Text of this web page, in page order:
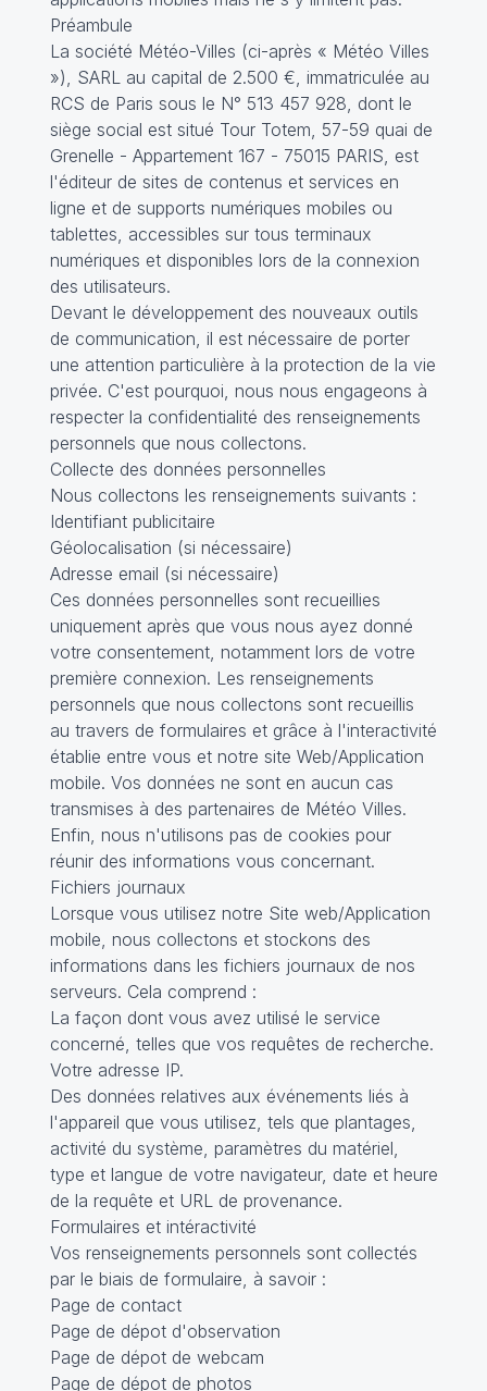
Préambule
La société Météo-Villes (ci-après « Météo Villes
»), SARL au capital de 2.500 €, immatriculée au
RCS de Paris sous le N° 513 457 928, dont le
siège social est situé Tour Totem, 57-59 quai de
Grenelle - Appartement 167 - 75015 PARIS, est
l'éditeur de sites de contenus et services en
ligne et de supports numériques mobiles ou
tablettes, accessibles sur tous terminaux
numériques et disponibles lors de la connexion
des utilisateurs.
Devant le développement des nouveaux outils
de communication, il est nécessaire de porter
une attention particulière à la protection de la vie
privée. C'est pourquoi, nous nous engageons à
respecter la confidentialité des renseignements
personnels que nous collectons.
Collecte des données personnelles
Nous collectons les renseignements suivants :
Identifiant publicitaire
Géolocalisation (si nécessaire)
Adresse email (si nécessaire)
Ces données personnelles sont recueillies
uniquement après que vous nous ayez donné
votre consentement, notamment lors de votre
première connexion. Les renseignements
personnels que nous collectons sont recueillis
au travers de formulaires et grâce à l'interactivité
établie entre vous et notre site Web/Application
mobile. Vos données ne sont en aucun cas
transmises à des partenaires de Météo Villes.
Enfin, nous n'utilisons pas de cookies pour
réunir des informations vous concernant.
Fichiers journaux
Lorsque vous utilisez notre Site web/Application
mobile, nous collectons et stockons des
informations dans les fichiers journaux de nos
serveurs. Cela comprend :
La façon dont vous avez utilisé le service
concerné, telles que vos requêtes de recherche.
Votre adresse IP.
Des données relatives aux événements liés à
l'appareil que vous utilisez, tels que plantages,
activité du système, paramètres du matériel,
type et langue de votre navigateur, date et heure
de la requête et URL de provenance.
Formulaires et intéractivité
Vos renseignements personnels sont collectés
par le biais de formulaire, à savoir :
Page de contact
Page de dépot d'observation
Page de dépot de webcam
Page de dépot de photos